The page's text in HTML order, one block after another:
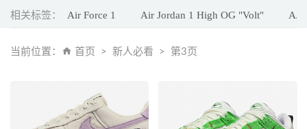
相关标签： Air Force 1 Air Jordan 1 High OG "Volt" AJ1
当前位置： 首页 新人必看 第3页
勃肯 x Proenza Schouler 联名无性别胶囊系列发售在即
沙漠迷彩主题！全新 Air Max 90 爆出官图！ 2022-06-10